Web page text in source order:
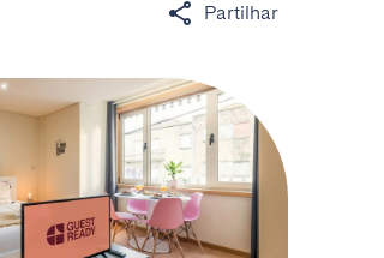
Partilhar